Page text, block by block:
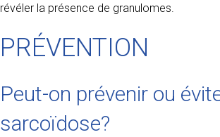
révéler la présence de granulomes.
PRÉVENTION
Peut-on prévenir ou
sarcoïdose?